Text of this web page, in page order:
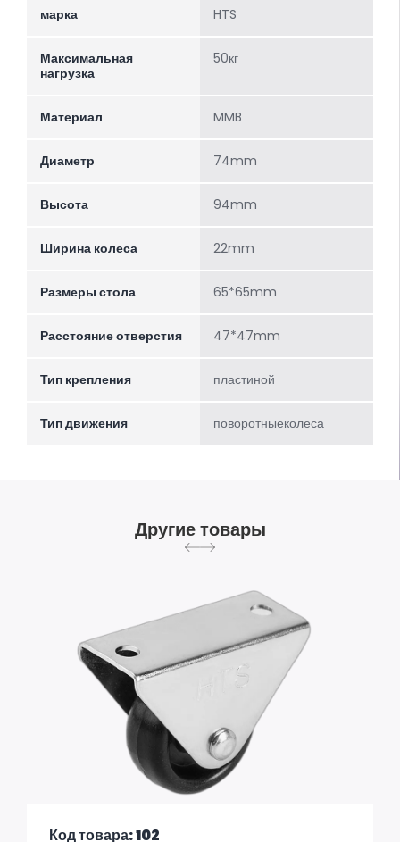
марка HTS
Максимальная
нагрузка
50кг
Материал MMB
Диаметр 74mm
Высота 94mm
Ширина колеса 22mm
Размеры стола 65*65mm
Расстояние отверстия 47*47mm
Тип крепления пластиной
Тип движения поворотныеколеса
Другие товары
Код товара: 102